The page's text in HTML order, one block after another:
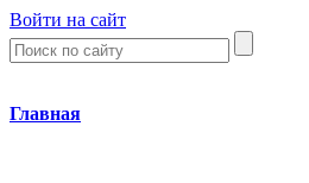
Войти на сайт
Главная